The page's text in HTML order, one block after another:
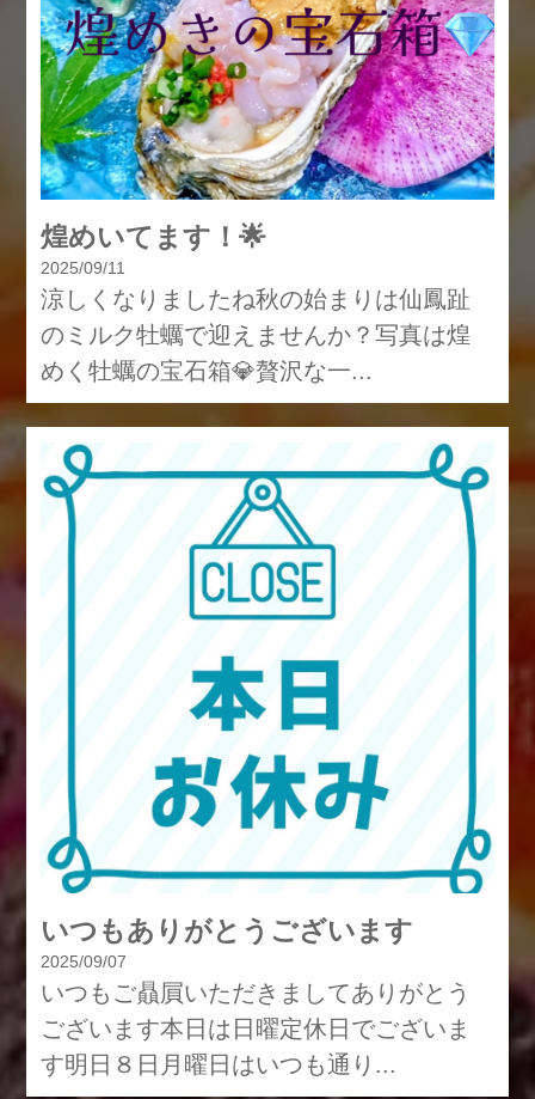
煌めいてます！🌟
2025/09/11
涼しくなりましたね秋の始まりは仙鳳趾
のミルク牡蠣で迎えませんか？写真は煌
めく牡蠣の宝石箱💎贅沢な一...
いつもありがとうございます
2025/09/07
いつもご贔屓いただきましてありがとう
ございます本日は日曜定休日でございま
す明日８日月曜日はいつも通り...